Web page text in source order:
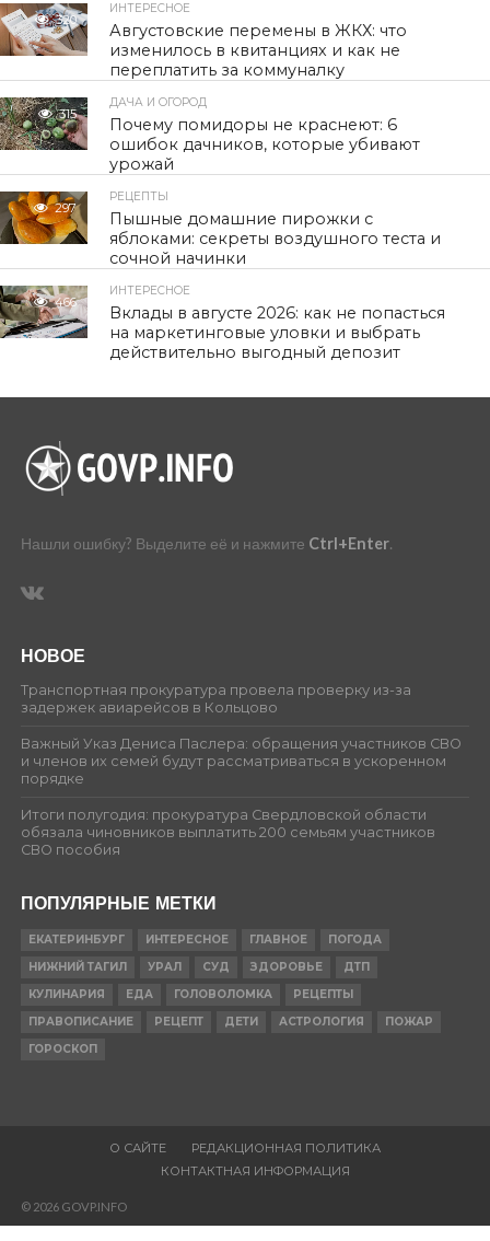
320
ИНТЕРЕСНОЕ
Августовские перемены в ЖКХ: что
изменилось в квитанциях и как не
переплатить за коммуналку
315
ДАЧА И ОГОРОД
Почему помидоры не краснеют: 6
ошибок дачников, которые убивают
урожай
297
РЕЦЕПТЫ
Пышные домашние пирожки с
яблоками: секреты воздушного теста и
сочной начинки
466
ИНТЕРЕСНОЕ
Вклады в августе 2026: как не попасться
на маркетинговые уловки и выбрать
действительно выгодный депозит
Нашли ошибку? Выделите её и нажмите Ctrl+Enter.
НОВОЕ
Транспортная прокуратура провела проверку из-за
задержек авиарейсов в Кольцово
Важный Указ Дениса Паслера: обращения участников СВО
и членов их семей будут рассматриваться в ускоренном
порядке
Итоги полугодия: прокуратура Свердловской области
обязала чиновников выплатить 200 семьям участников
СВО пособия
ПОПУЛЯРНЫЕ МЕТКИ
ЕКАТЕРИНБУРГ ИНТЕРЕСНОЕ ГЛАВНОЕ
ПОГОДА
НИЖНИЙ ТАГИЛ
УРАЛ СУД ЗДОРОВЬЕ
ДТП
КУЛИНАРИЯ
ЕДА ГОЛОВОЛОМКА
РЕЦЕПТЫ
ПРАВОПИСАНИЕ
РЕЦЕПТ ДЕТИ АСТРОЛОГИЯ
ПОЖАР
ГОРОСКОП
О САЙТЕ
РЕДАКЦИОННАЯ ПОЛИТИКА
КОНТАКТНАЯ ИНФОРМАЦИЯ
© 2026 GOVP.INFO